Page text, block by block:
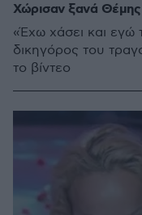
Χώρισαν ξανά
«Έχω χάσει και
δικηγόρος του
το βίντεο